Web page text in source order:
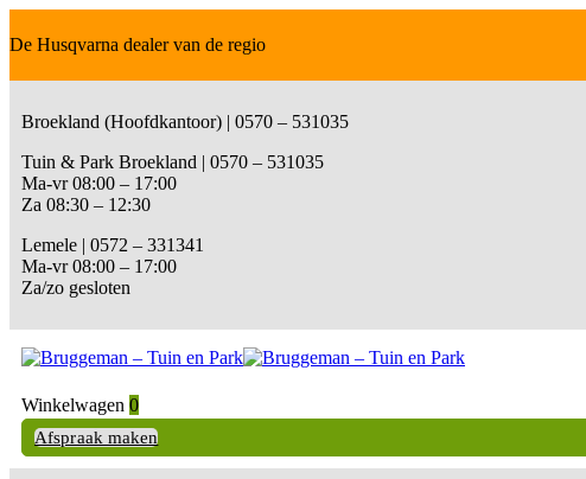
De Husqvarna dealer van de regio
Broekland (Hoofdkantoor) | 0570 – 531035
Tuin & Park Broekland | 0570 – 531035
Ma-vr 08:00 – 17:00
Za 08:30 – 12:30
Lemele | 0572 – 331341
Ma-vr 08:00 – 17:00
Za/zo gesloten
Winkelwagen 0
Afspraak maken